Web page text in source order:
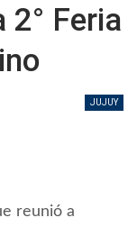
Feria
JUJUY
reunió a